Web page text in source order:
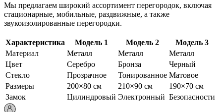
Мы предлагаем широкий ассортимент перегородок, включая
стационарные, мобильные, раздвижные, а также
звукоизолированные перегородки.
Характеристика Модель 1 Модель 2
Модель 3
Материал
Металл Металл
Металл
Цвет
Серебро Бронза
Черный
Стекло
Прозрачное Тонированное Матовое
Размеры
200×80 см 210×90 см
190×70 см
Замок
Цилиндровый Электронный Безопасности